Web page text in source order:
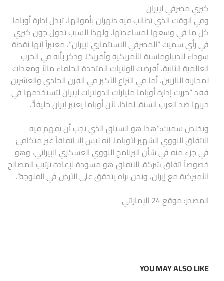
كيري مصرفي لإيران
وفي الوقت الذي تطالب فيه طهران بأموالها، تبذل إدارة أوباما
كل ما في وسعها لمساعدتها. ولهذا السبب تحول جون كيري
في رأي سميث “المصرفي الاستثماري لإيران”، معتبراً إنها نقطة
سوداء للديبلوماسية الأمريكية وأمريكا. وذكر بأنه في الحرب
العالمية الثانية، أقرضت الولايات المتحدة الحلفاء مالاً ومعدات
لمحاربة النازيين، أما في النزاع الأكبر في القرن الحادي والعشرين
فقد “حررت إدارة أوباما مليارات الدولارات لإيران لتستخدمها في
حربها ضد العرب السنة. لماذا. لأن أوباما يعتبر إيران حليفاً”.
ويخلص سميث:”هذا هو السياق الذي يجب أن يفهم فيه
الاتفاق النووي الشهير لأوباما. إنه ليس إلا اتفاقاً غير متكافئ
في جزء منه في شأن البرنامج النووي العسكري الإيراني، وهو
خصوصاً اتفاق شركة. الاتفاق هو مسودة لإعادة ترتيب المصالح
الأميركية مع إيران، ونحن نراه يتحقق على الأرض في الفلوجة”.
المصدر: موقع 24 الإماراتي
YOU MAY ALSO LIKE